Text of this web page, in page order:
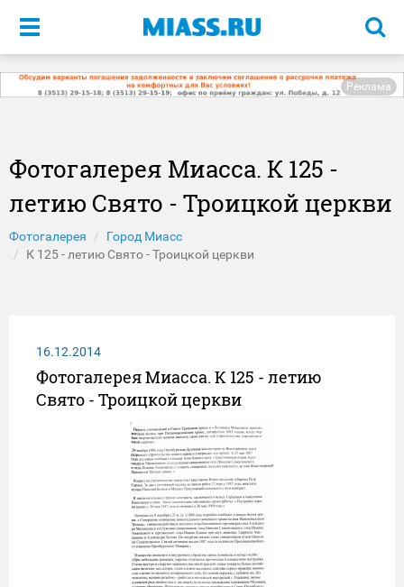
Меню
Реклама
Фотогалерея Миасса. К 125 -
летию Свято - Троицкой церкви
Фотогалерея
Город Миасс
К 125 - летию Свято - Троицкой церкви
16.12.2014
Фотогалерея Миасса. К 125 - летию
Свято - Троицкой церкви